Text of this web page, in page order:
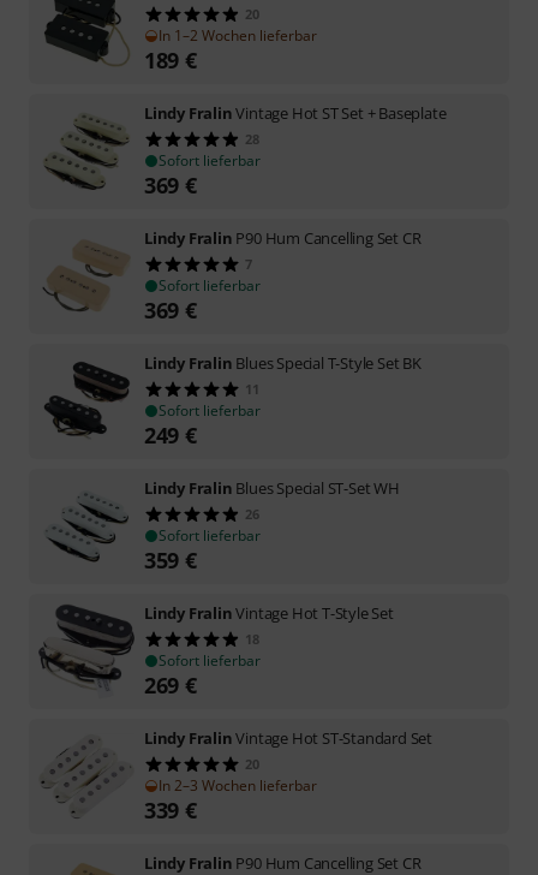
20
In 1–2 Wochen lieferbar
189 €
Lindy FralinVintage Hot ST Set + Baseplate
28
Sofort lieferbar
369 €
Lindy Fralin P90 Hum Cancelling Set CR
7
Sofort lieferbar
369 €
Lindy Fralin Blues Special T-Style Set BK
11
Sofort lieferbar
249 €
Lindy Fralin Blues Special ST-Set WH
26
Sofort lieferbar
359 €
Lindy FralinVintage Hot T-Style Set
18
Sofort lieferbar
269 €
Lindy FralinVintage Hot ST-Standard Set
20
In 2–3 Wochen lieferbar
339 €
Lindy Fralin P90 Hum Cancelling Set CR